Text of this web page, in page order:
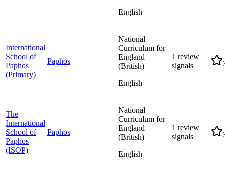
English
International
School of
Paphos
(Primary)
Paphos
National
Curriculum for
England
(British)
English
1 review
signals
The
International
School of
Paphos
(ISOP)
Paphos
National
Curriculum for
England
(British)
English
1 review
signals